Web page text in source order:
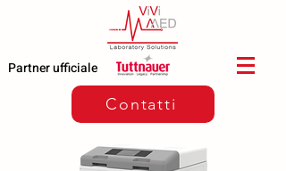
Partner ufficiale
Contatti